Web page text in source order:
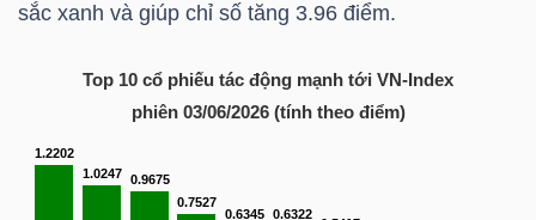
sắc xanh và giúp chỉ số tăng 3.96 điểm.
Top 10 cổ phiếu tác động mạnh tới VN-Index
phiên 03/06/2026 (tính theo điểm)